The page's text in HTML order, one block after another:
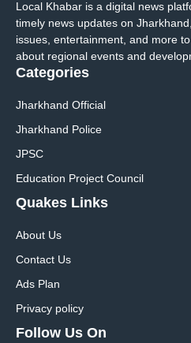
Local Khabar is a digital news
timely news updates on
issues, entertainment, and more
about regional events and
Categories
Jharkhand Official
Jharkhand Police
JPSC
Education Project Council
Quakes Links
About Us
Contact Us
Ads Plan
Privacy policy
Follow Us On